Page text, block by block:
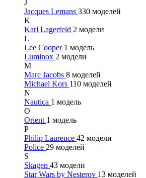
J
Jacques Lemans 330 моделей
K
Karl Lagerfeld 2 модели
L
Lee Cooper 1 модель
Luminox 2 модели
M
Marc Jacobs 8 моделей
Michael Kors 110 моделей
N
Nautica 1 модель
O
Orient 1 модель
P
Philip Laurence 42 модели
Police 29 моделей
S
Skagen 43 модели
Star Wars by Nesterov 13 моделей